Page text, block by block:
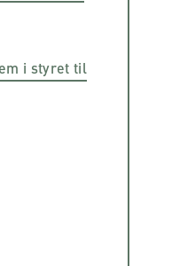
i styret til